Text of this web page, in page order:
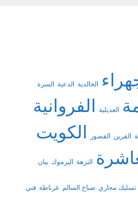
الخالدية الدعية السرة
العديلية الفروانية
القرين القصور الكويت
النزهة اليرموك بيان
مجاري صباح السالم غرناطة فني